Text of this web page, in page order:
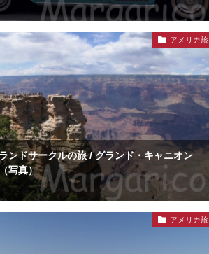
アメリカ旅
ンドサークルの旅 / グランド・キャニオン
写真）
アメリカ旅